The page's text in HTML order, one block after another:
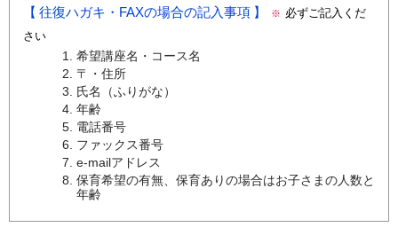
往復ハガキ・FAXの場合の記入事項 ※ 必ずご記入くだ
さい
希望講座名・コース名
〒・住所
氏名（ふりがな）
年齢
電話番号
ファックス番号
e-mailアドレス
保育希望の有無、保育ありの場合はお子さまの人数と
年齢